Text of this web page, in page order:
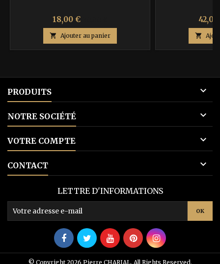
Prix
18,00 €
base
 Ajouter au panier
Prix

PRODUITS 
NOTRE SOCIÉTÉ 
VOTRE COMPTE 
CONTACT 
LETTRE D'INFORMATIONS
© Copyright 2026 Pierre CHARIAL. All Rights Reserved.